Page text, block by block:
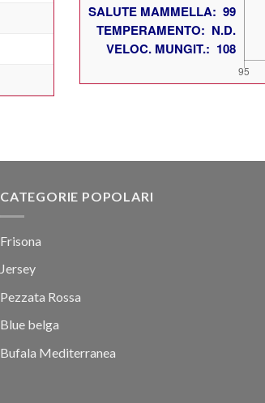
CATEGORIE POPOLARI
Frisona
Jersey
Pezzata Rossa
Blue belga
Bufala Mediterranea